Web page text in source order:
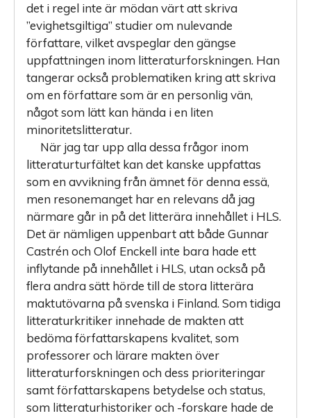
det i regel inte är mödan värt att skriva
”evighetsgiltiga” studier om nulevande
författare, vilket avspeglar den gängse
uppfattningen inom litteraturforskningen. Han
tangerar också problematiken kring att skriva
om en författare som är en personlig vän,
något som lätt kan hända i en liten
minoritetslitteratur.
När jag tar upp alla dessa frågor inom
litteraturturfältet kan det kanske uppfattas
som en avvikning från ämnet för denna essä,
men resonemanget har en relevans då jag
närmare går in på det litterära innehållet i HLS.
Det är nämligen uppenbart att både Gunnar
Castrén och Olof Enckell inte bara hade ett
inflytande på innehållet i HLS, utan också på
flera andra sätt hörde till de stora litterära
maktut­övarna på svenska i Finland. Som tidiga
litteraturkritiker innehade de makten att
bedöma författarskapens kvalitet, som
professorer och lärare makten över
litteraturforskningen och dess prioriteringar
samt författarskapens betydelse och status,
som litteraturhistoriker och -forskare hade de